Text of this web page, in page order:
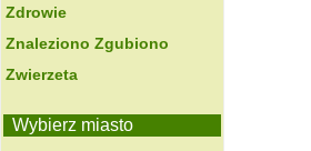
Zdrowie
Znaleziono Zgubiono
Zwierzeta
Wybierz miasto